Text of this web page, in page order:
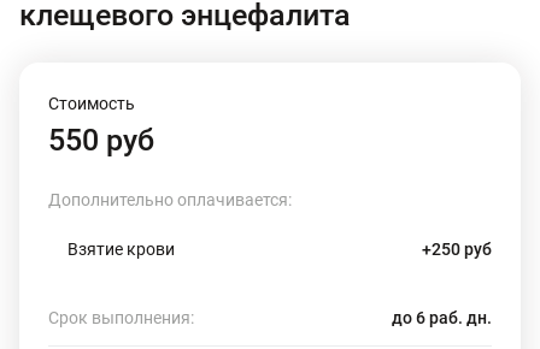
клещевого энцефалита
Стоимость
550 руб
Дополнительно оплачивается:
Взятие крови +250 руб
Срок выполнения: до 6 раб. дн.